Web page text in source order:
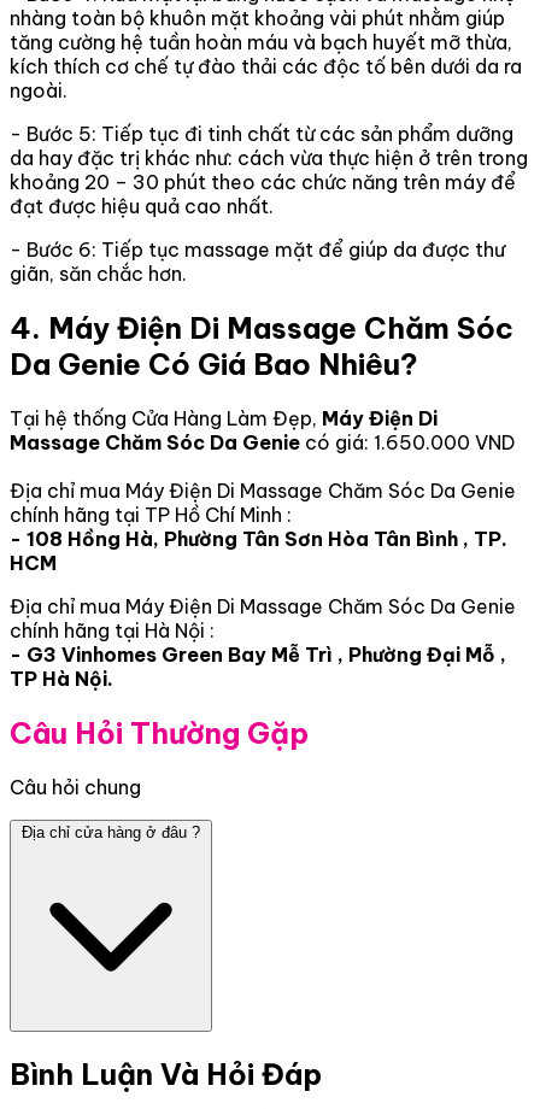
nhàng toàn bộ khuôn mặt khoảng vài phút nhằm giúp
tăng cường hệ tuần hoàn máu và bạch huyết mỡ thừa,
kích thích cơ chế tự đào thải các độc tố bên dưới da ra
ngoài.
- Bước 5: Tiếp tục đi tinh chất từ các sản phẩm dưỡng
da hay đặc trị khác như: cách vừa thực hiện ở trên trong
khoảng 20 – 30 phút theo các chức năng trên máy để
đạt được hiệu quả cao nhất.
- Bước 6: Tiếp tục massage mặt để giúp da được thư
giãn, săn chắc hơn.
4. Máy Điện Di Massage Chăm Sóc
Da Genie Có Giá Bao Nhiêu?
Tại hệ thống Cửa Hàng Làm Đẹp, Máy Điện Di
Massage Chăm Sóc Da Genie có giá: 1.650.000 VND
Địa chỉ mua Máy Điện Di Massage Chăm Sóc Da Genie
chính hãng tại TP Hồ Chí Minh :
- 108 Hồng Hà, Phường Tân Sơn Hòa Tân Bình , TP.
HCM
Địa chỉ mua Máy Điện Di Massage Chăm Sóc Da Genie
chính hãng tại Hà Nội :
- G3 Vinhomes Green Bay Mễ Trì , Phường Đại Mỗ ,
TP Hà Nội.
Câu Hỏi Thường Gặp
Câu hỏi chung
Địa chỉ cửa hàng ở đâu ?
Bình Luận Và Hỏi Đáp